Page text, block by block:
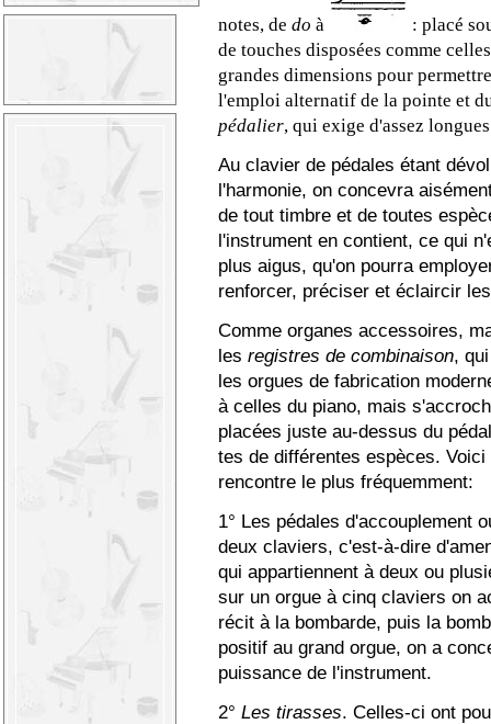
notes, de do à
: placé
de touches disposées comme
grandes dimensions pour
l'emploi alternatif de la pointe et
pédalier, qui exige d'assez
Au clavier de pédales étant
l'harmonie, on concevra
de tout timbre et de toutes
l'instrument en contient, ce qui
plus aigus, qu'on pourra
renforcer, préciser et éclaircir
Comme organes accessoires,
les registres de combinaison,
les orgues de fabrication
à celles du piano, mais
placées juste au-dessus du
tes de différentes espèces.
rencontre le plus fréquemment:
1° Les pédales d'accouplement
deux claviers, c'est-à-dire
qui appartiennent à deux ou
sur un orgue à cinq claviers on
récit à la bombarde, puis la
positif au grand orgue, on a
puissance de l'instrument.
2° Les tirasses. Celles-ci ont